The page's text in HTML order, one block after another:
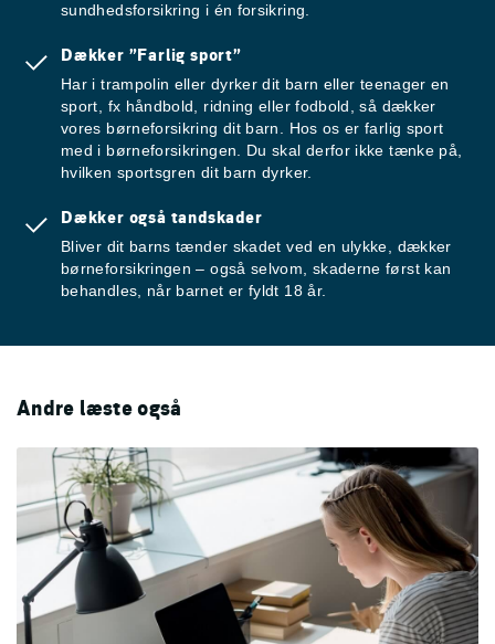
sundhedsforsikring i én forsikring.
Dækker ”Farlig sport”
Har i trampolin eller dyrker dit barn eller teenager en
sport, fx håndbold, ridning eller fodbold, så dækker
vores børneforsikring dit barn. Hos os er farlig sport
med i børneforsikringen. Du skal derfor ikke tænke på,
hvilken sportsgren dit barn dyrker.
Dækker også tandskader
Bliver dit barns tænder skadet ved en ulykke, dækker
børneforsikringen – også selvom, skaderne først kan
behandles, når barnet er fyldt 18 år.
Andre læste også